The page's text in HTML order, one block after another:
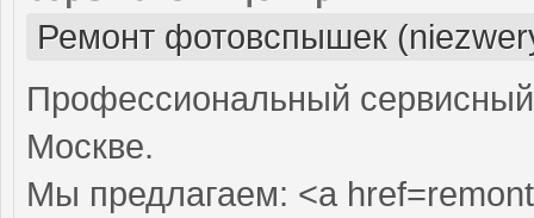
Ремонт фотовспышек
Профессиональный
Москве.
Мы предлагаем: <a